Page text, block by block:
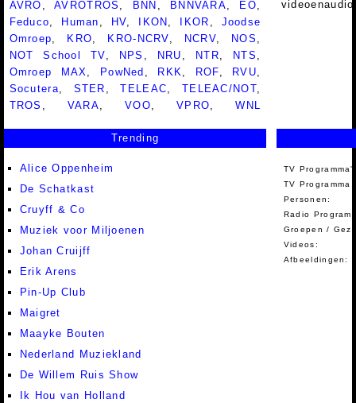
AVRO ,AVROTROS BNN BNNVARA EO
Feduco
Human HV IKON IKOR
Joodse
Omroep
KRO KRO-NCRV NCRV NOS
NOT School TV
NPS NRU NTR NTS
Omroep MAX
PowNed RKK ROF RVU
Socutera
STER ,TELEAC TELEAC/NOT
TROS
VARA ,VOO ,VPRO ,WNL
Trending
Alice Oppenheim
De Schatkast
Cruyff & Co
Muziek voor Miljoenen
Johan Cruijff
Erik Arens
Pin-Up Club
Maigret
Maayke Bouten
Nederland Muziekland
De Willem Ruis Show
Ik Hou van Holland
TV
TV Programma
Personen:
Radio
Groepen /
Videos:
Afbeeldingen: